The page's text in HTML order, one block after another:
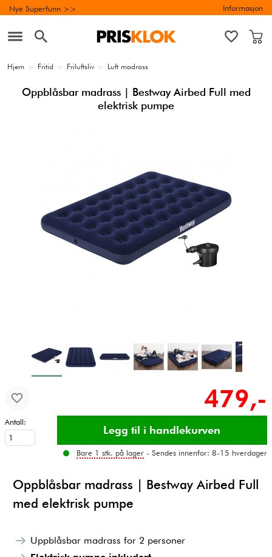
Nye Superfunn >> Informasjon
Hjem > Fritid > Friluftsliv > Luft madrass
Oppblåsbar madrass | Bestway Airbed Full med
elektrisk pumpe
479,-
Antall:
Bare 1 stk. på lager - Sendes innenfor: 8-15 hverdager
Oppblåsbar madrass | Bestway Airbed Full
med elektrisk pumpe
Uppblåsbar madrass for 2 personer